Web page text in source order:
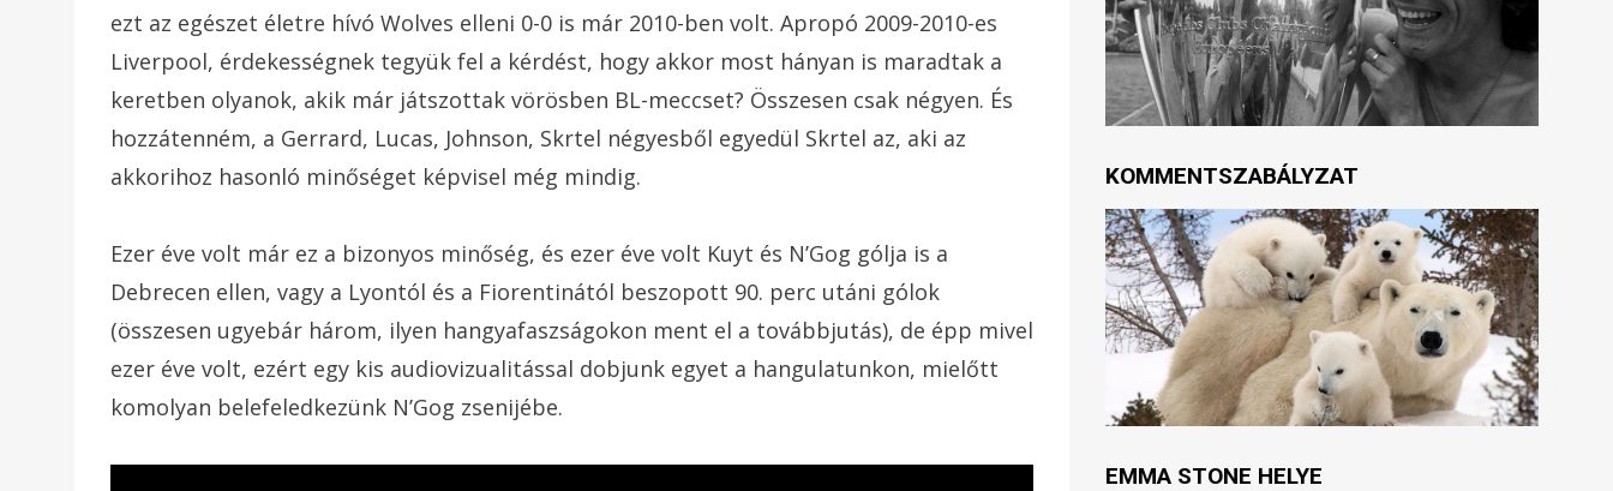
ezt az egészet életre hívó Wolves elleni 0-0 is már 2010-ben volt. Apropó 2009-2010-es
Liverpool, érdekességnek tegyük fel a kérdést, hogy akkor most hányan is maradtak a
keretben olyanok, akik már játszottak vörösben BL-meccset? Összesen csak négyen. És
hozzátenném, a Gerrard, Lucas, Johnson, Skrtel négyesből egyedül Skrtel az, aki az
akkorihoz hasonló minőséget képvisel még mindig.
Ezer éve volt már ez a bizonyos minőség, és ezer éve volt Kuyt és N’Gog gólja is a
Debrecen ellen, vagy a Lyontól és a Fiorentinától beszopott 90. perc utáni gólok
(összesen ugyebár három, ilyen hangyafaszságokon ment el a továbbjutás), de épp mivel
ezer éve volt, ezért egy kis audiovizualitással dobjunk egyet a hangulatunkon, mielőtt
komolyan belefeledkezünk N’Gog zsenijébe.
KOMMENTSZABÁLYZAT
EMMA STONE HELYE